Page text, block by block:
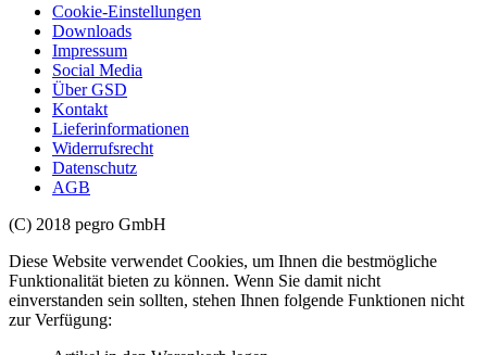
Cookie-Einstellungen
Downloads
Impressum
Social Media
Über GSD
Kontakt
Lieferinformationen
Widerrufsrecht
Datenschutz
AGB
(C) 2018 pegro GmbH
Diese Website verwendet Cookies, um Ihnen die bestmögliche
Funktionalität bieten zu können. Wenn Sie damit nicht
einverstanden sein sollten, stehen Ihnen folgende Funktionen nicht
zur Verfügung: